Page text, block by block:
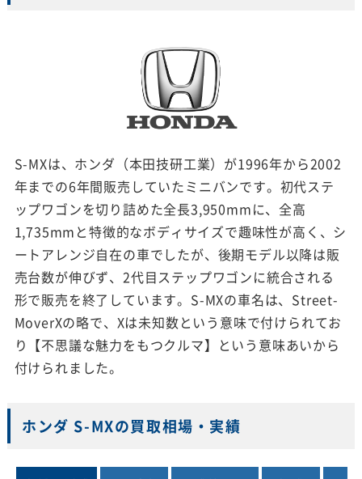
S-MXは、ホンダ（本田技研工業）が1996年から2002
年までの6年間販売していたミニバンです。初代ステ
ップワゴンを切り詰めた全長3,950mmに、全高
1,735mmと特徴的なボディサイズで趣味性が高く、シ
ートアレンジ自在の車でしたが、後期モデル以降は販
売台数が伸びず、2代目ステップワゴンに統合される
形で販売を終了しています。S-MXの車名は、Street-
MoverXの略で、Xは未知数という意味で付けられてお
り【不思議な魅力をもつクルマ】という意味あいから
付けられました。
ホンダ S-MXの買取相場・実績